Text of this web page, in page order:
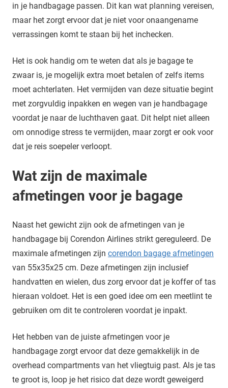
in je handbagage passen. Dit kan wat planning vereisen,
maar het zorgt ervoor dat je niet voor onaangename
verrassingen komt te staan bij het inchecken.
Het is ook handig om te weten dat als je bagage te
zwaar is, je mogelijk extra moet betalen of zelfs items
moet achterlaten. Het vermijden van deze situatie begint
met zorgvuldig inpakken en wegen van je handbagage
voordat je naar de luchthaven gaat. Dit helpt niet alleen
om onnodige stress te vermijden, maar zorgt er ook voor
dat je reis soepeler verloopt.
Wat zijn de maximale
afmetingen voor je bagage
Naast het gewicht zijn ook de afmetingen van je
handbagage bij Corendon Airlines strikt gereguleerd. De
maximale afmetingen zijn corendon bagage afmetingen
van 55x35x25 cm. Deze afmetingen zijn inclusief
handvatten en wielen, dus zorg ervoor dat je koffer of tas
hieraan voldoet. Het is een goed idee om een meetlint te
gebruiken om dit te controleren voordat je inpakt.
Het hebben van de juiste afmetingen voor je
handbagage zorgt ervoor dat deze gemakkelijk in de
overhead compartments van het vliegtuig past. Als je tas
te groot is, loop je het risico dat deze wordt geweigerd